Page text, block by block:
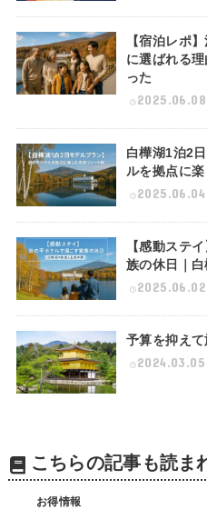
【宿泊レポ
に選ばれる
った
2025.06.08
白樺湖1泊2
ルを拠点に
2025.06.04
【感動ステ
族の休日｜
2025.06.02
予算を抑え
2024.03.05
こちらの記事も読ま
お得情報